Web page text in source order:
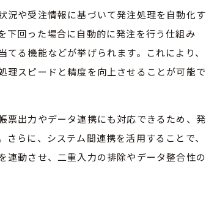
況や受注情報に基づいて発注処理を自動化す
下回った場合に自動的に発注を行う仕組み
る機能などが挙げられます。これにより、
理スピードと精度を向上させることが可能で
票出力やデータ連携にも対応できるため、発
らに、システム間連携を活用することで、
連動させ、二重入力の排除やデータ整合性の